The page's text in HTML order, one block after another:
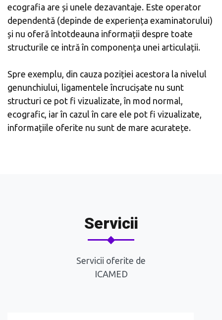
ecografia are și unele dezavantaje. Este operator
dependentă (depinde de experiența examinatorului)
și nu oferă întotdeauna informații despre toate
structurile ce intră în componența unei articulații.
Spre exemplu, din cauza poziției acestora la nivelul
genunchiului, ligamentele încrucișate nu sunt
structuri ce pot fi vizualizate, în mod normal,
ecografic, iar în cazul în care ele pot fi vizualizate,
informațiile oferite nu sunt de mare acuratețe.
Servicii
Servicii oferite de
ICAMED